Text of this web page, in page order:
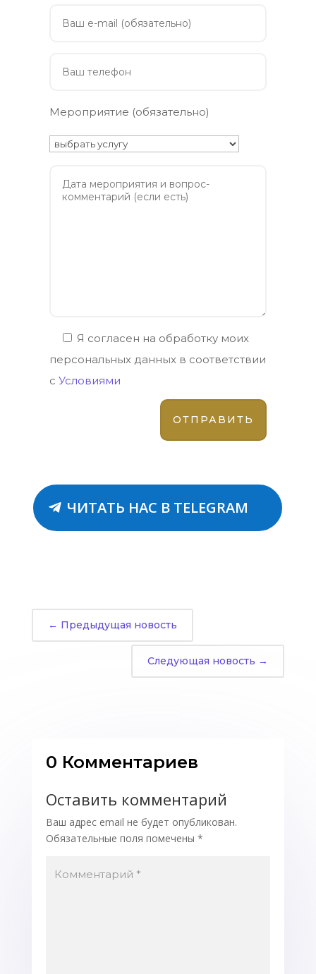
Мероприятие (обязательно)
Я согласен на обработку моих
персональных данных в соответствии
с Условиями
ЧИТАТЬ НАС В TELEGRAM
← Предыдущая новость
Следующая новость →
0 Комментариев
Оставить комментарий
Ваш адрес email не будет опубликован.
Обязательные поля помечены *